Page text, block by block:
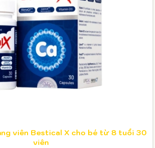
viên Bestical X cho bé từ 8 tuổi 30
viên